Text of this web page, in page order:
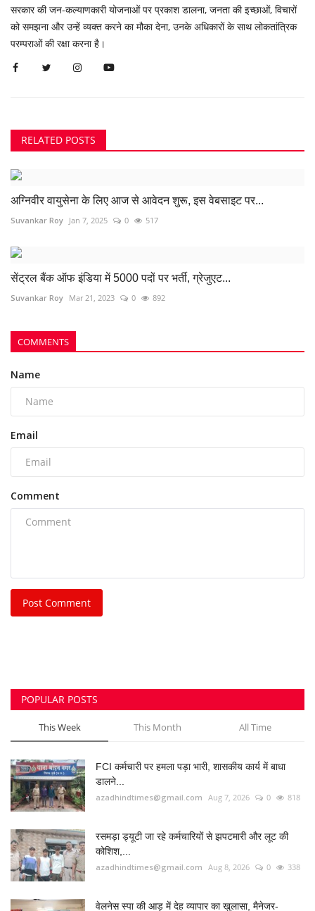
सरकार की जन-कल्याणकारी योजनाओं पर प्रकाश डालना, जनता की इच्छाओं, विचारों
को समझना और उन्हें व्यक्त करने का मौका देना, उनके अधिकारों के साथ लोकतांत्रिक
परम्पराओं की रक्षा करना है।
RELATED POSTS
अग्निवीर वायुसेना के लिए आज से आवेदन शुरू, इस वेबसाइट पर...
Suvankar Roy Jan 7, 2025 0 517
सेंट्रल बैंक ऑफ इंडिया में 5000 पदों पर भर्ती, ग्रेजुएट...
Suvankar Roy Mar 21, 2023 0 892
COMMENTS
Name
Email
Comment
Post Comment
POPULAR POSTS
This Week This Month All Time
FCI कर्मचारी पर हमला पड़ा भारी, शासकीय कार्य में बाधा
डालने...
azadhindtimes@gmail.com Aug 7, 2026 0 818
रसमड़ा ड्यूटी जा रहे कर्मचारियों से झपटमारी और लूट की
कोशिश,...
azadhindtimes@gmail.com Aug 8, 2026 0 338
वेलनेस स्पा की आड़ में देह व्यापार का खुलासा, मैनेजर-